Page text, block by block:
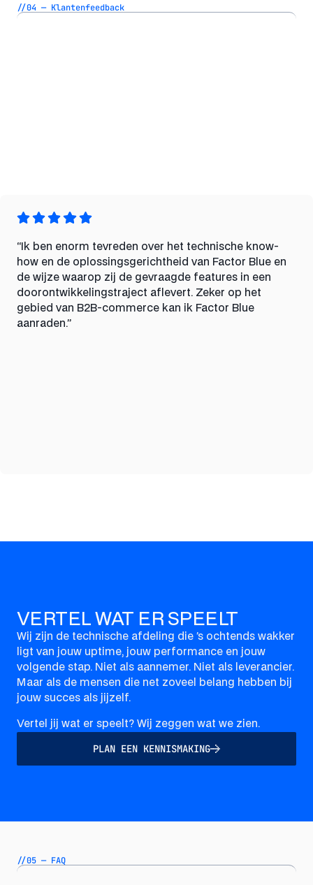
//04 — Klantenfeedback
“Ik ben enorm tevreden over het technische know-
how en de oplossingsgerichtheid van Factor Blue en
de wijze waarop zij de gevraagde features in een
doorontwikkelingstraject aflevert. Zeker op het
gebied van B2B-commerce kan ik Factor Blue
aanraden.”
VERTEL WAT ER SPEELT
Wij zijn de technische afdeling die ’s ochtends wakker
ligt van jouw uptime, jouw performance en jouw
volgende stap. Niet als aannemer. Niet als leverancier.
Maar als de mensen die net zoveel belang hebben bij
jouw succes als jijzelf.
Vertel jij wat er speelt? Wij zeggen wat we zien.
PLAN EEN KENNISMAKING
//05 — FAQ